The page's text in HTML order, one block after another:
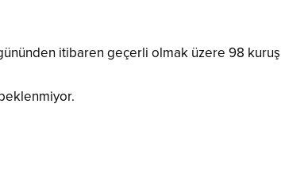
itibaren geçerli olmak üzere 98